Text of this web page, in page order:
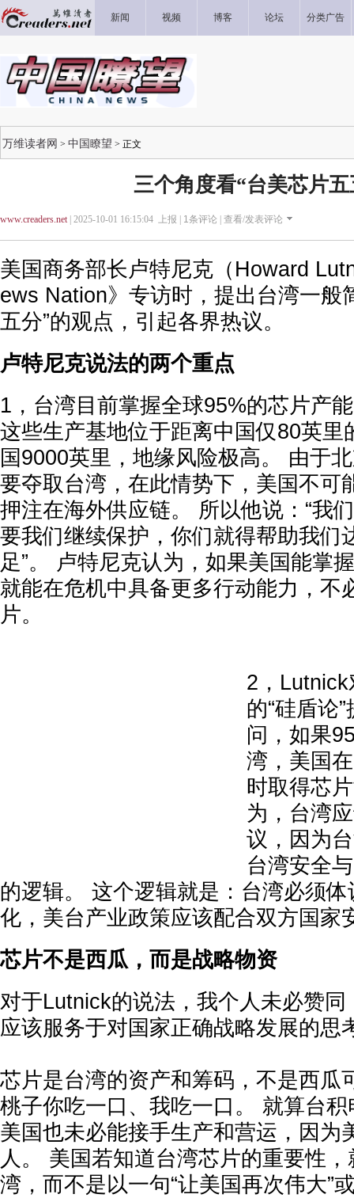
新闻 视频 博客 论坛 分类广告
万维读者网 > 中国瞭望 > 正文
三个角度看“台美芯片五
www.creaders.net| 2025-10-01 16:15:04 上报 | 1条评论 | 查看/发表评论
美国商务部长卢特尼克（Howard
ews Nation》专访时，提出台湾一般
五分”的观点，引起各界热议。
卢特尼克说法的两个重点
1，台湾目前掌握全球95%的芯片产
这些生产基地位于距离中国仅80英里
国9000英里，地缘风险极高。 由于
要夺取台湾，在此情势下，美国不可
押注在海外供应链。 所以他说：“我
要我们继续保护，你们就得帮助我们
足”。 卢特尼克认为，如果美国能掌
就能在危机中具备更多行动能力，不
片。
2，
的“硅盾论
问，如果
湾，美国
时取得芯
为，台湾
议，因为
台湾安全
的逻辑。 这个逻辑就是：台湾必须
化，美台产业政策应该配合双方国家
芯片不是西瓜，而是战略物资
对于Lutnick的说法，我个人未必赞同
应该服务于对国家正确战略发展的思
芯片是台湾的资产和筹码，不是西瓜
桃子你吃一口、我吃一口。 就算台
美国也未必能接手生产和营运，因为
人。 美国若知道台湾芯片的重要性
湾，而不是以一句“让美国再次伟大”